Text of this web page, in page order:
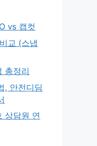
vs 캡컷
교 (스냅
총정리
, 안전디딤
상담원 연